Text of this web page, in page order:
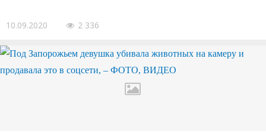
10.09.2020 2 336